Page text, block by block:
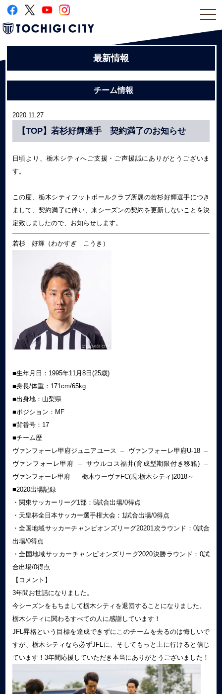
最新情報
チーム情報
2020.11.27
【TOP】若杉好輝選手 契約満了のお知らせ
日頃より、栃木シティへご支援・ご声援誠にありがとうございま
す。
この度、栃木シティフットボールクラブ所属の若杉好輝選手につき
まして、契約満了に伴い、来シーズンの契約を更新しないことを決
定致しましたので、お知らせします。
若杉 好輝（わかすぎ こうき）
■生年月日：1995年11月8日(25歳)
■身長/体重：171cm/65kg
■出身地：山梨県
■ポジション：MF
■背番号：17
■チーム歴
ヴァンフォーレ甲府ジュニアユース – ヴァンフォーレ甲府U-18 –
ヴァンフォーレ甲府 – サウルコス福井(育成型期限付き移籍) –
ヴァンフォーレ甲府 – 栃木ウーヴァFC(現:栃木シティ)2018～
■2020出場記録
・関東サッカーリーグ1部：5試合出場/0得点
・天皇杯全日本サッカー選手権大会：1試合出場/0得点
・全国地域サッカーチャンピオンズリーグ20201次ラウンド：0試合
出場/0得点
・全国地域サッカーチャンピオンズリーグ2020決勝ラウンド：0試
合出場/0得点
【コメント】
3年間お世話になりました。
今シーズンをもちまして栃木シティを退団することになりました。
栃木シティに関わるすべての人に感謝しています！
JFL昇格という目標を達成できずにこのチームを去るのは悔しいで
すが、栃木シティなら必ずJFLに、そしてもっと上に行けると信じ
ています！3年間応援していただき本当にありがとうございました！